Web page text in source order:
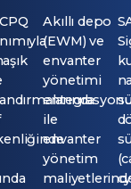
Akıllı depo
(EWM) ve
envanter
yönetimi
ile
envanter
yönetim